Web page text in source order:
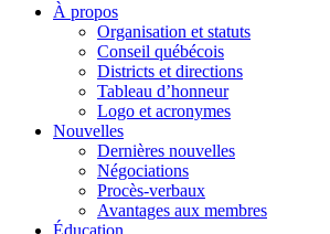
À propos
Organisation et statuts
Conseil québécois
Districts et directions
Tableau d’honneur
Logo et acronymes
Nouvelles
Dernières nouvelles
Négociations
Procès-verbaux
Avantages aux membres
Éducation